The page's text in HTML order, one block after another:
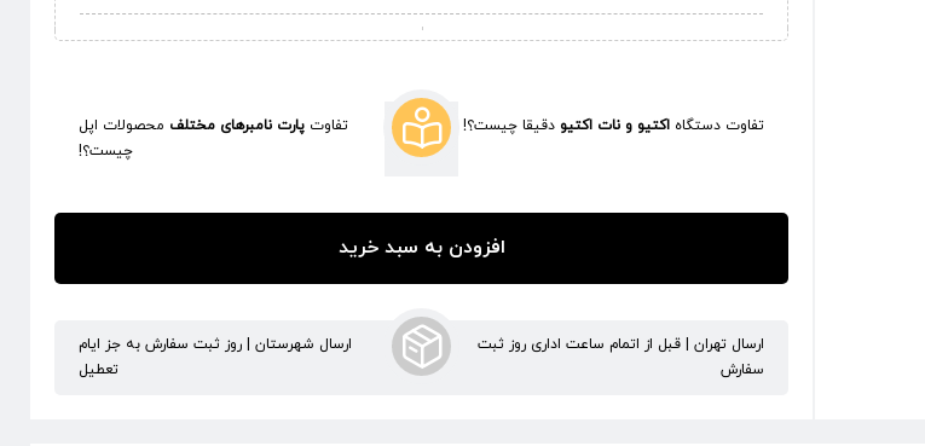
تفاوت دستگاه اکتیو و نات اکتیو دقیقا چیست؟! تفاوت پارت نامبرهای مختلف محصولات اپل
چیست؟!
افزودن به سبد خرید
ارسال تهران | قبل از اتمام ساعت اداری روز ثبت
سفارش
ارسال شهرستان | روز ثبت سفارش به جز ایام
تعطیل